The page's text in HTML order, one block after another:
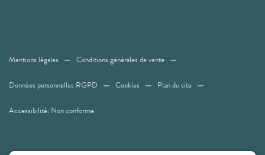
Mentions légales Conditions générales de vente
Données personnelles RGPD Cookies Plan du site
Accessibilité: Non conforme